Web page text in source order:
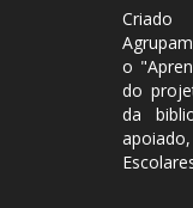
o
do
da